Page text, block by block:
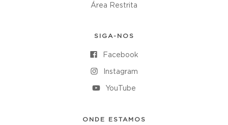
Área Restrita
SIGA-NOS
Facebook
Instagram
YouTube
ONDE ESTAMOS